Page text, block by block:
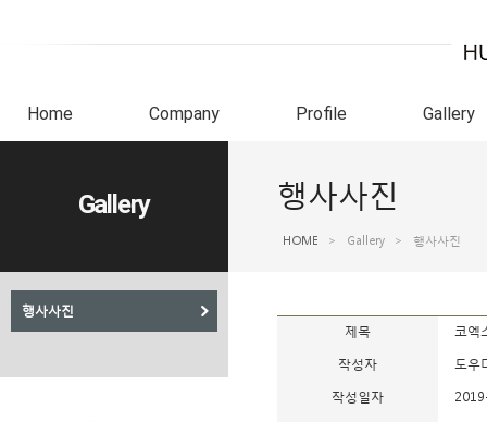
Home Company Profile Gallery
Gallery
행사사진
행사사진
HOME > Gallery > 행사사진
제목 코엑
작성자 도우
작성일자